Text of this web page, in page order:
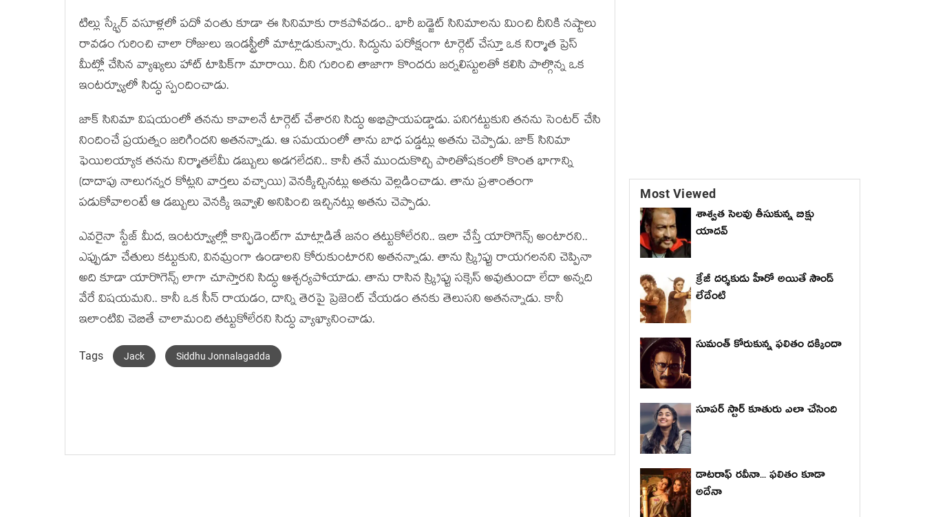
టిల్లు స్క్వేర్ వ‌సూళ్ల‌లో ప‌దో వంతు కూడా ఈ సినిమాకు రాకపోవ‌డం.. భారీ బ‌డ్జెట్ సినిమాల‌ను మించి దీనికి న‌ష్టాలు
రావ‌డం గురించి చాలా రోజులు ఇండ‌స్ట్రీలో మాట్లాడుకున్నారు. సిద్ధును ప‌రోక్షంగా టార్గెట్ చేస్తూ ఒక నిర్మాత ప్రెస్
మీట్లో చేసిన వ్యాఖ్య‌లు హాట్ టాపిక్‌గా మారాయి. దీని గురించి తాజాగా కొంద‌రు జ‌ర్న‌లిస్టుల‌తో క‌లిసి పాల్గొన్న‌ ఒక
ఇంట‌ర్వ్యూలో సిద్ధు స్పందించాడు.
జాక్ సినిమా విష‌యంలో త‌న‌ను కావాల‌నే టార్గెట్ చేశార‌ని సిద్ధు అభిప్రాయ‌ప‌డ్డాడు. ప‌నిగ‌ట్టుకుని త‌న‌ను సెంట‌ర్ చేసి
నిందించే ప్ర‌య‌త్నం జ‌రిగింద‌ని అత‌న‌న్నాడు. ఆ స‌మ‌యంలో తాను బాధ ప‌డ్డ‌ట్లు అత‌ను చెప్పాడు. జాక్ సినిమా
ఫెయిల‌య్యాక త‌న‌ను నిర్మాత‌లేమీ డ‌బ్బులు అడ‌గ‌లేద‌ని.. కానీ త‌నే ముందుకొచ్చి పారితోష‌కంలో కొంత భాగాన్ని
(దాదాపు నాలుగ‌న్న‌ర కోట్ల‌ని వార్తలు వ‌చ్చాయి) వెన‌క్కిచ్చిన‌ట్లు అత‌ను వెల్ల‌డించాడు. తాను ప్ర‌శాంతంగా
ప‌డుకోవాలంటే ఆ డ‌బ్బులు వెన‌క్కి ఇవ్వాలి అనిపించి ఇచ్చిన‌ట్లు అత‌ను చెప్పాడు.
ఎవ‌రైనా స్టేజ్ మీద‌, ఇంట‌ర్వ్యూల్లో కాన్ఫిడెంట్‌గా మాట్లాడితే జ‌నం త‌ట్టుకోలేర‌ని.. ఇలా చేస్తే యారొగెన్స్ అంటార‌ని..
ఎప్పుడూ చేతులు కట్టుకుని, విన‌మ్రంగా ఉండాల‌ని కోరుకుంటార‌ని అత‌న‌న్నాడు. తాను స్క్రిప్టు రాయ‌గ‌ల‌నని చెప్పినా
అది కూడా యారొగెన్స్ లాగా చూస్తార‌ని సిద్ధు ఆశ్చ‌ర్య‌పోయాడు. తాను రాసిన స్క్రిప్టు స‌క్సెస్ అవుతుందా లేదా అన్న‌ది
వేరే విష‌య‌మ‌ని.. కానీ ఒక సీన్ రాయ‌డం, దాన్ని తెర‌పై ప్రెజెంట్ చేయ‌డం త‌న‌కు తెలుస‌ని అత‌న‌న్నాడు. కానీ
ఇలాంటివి చెబితే చాలామంది త‌ట్టుకోలేర‌ని సిద్ధు వ్యాఖ్యానించాడు.
Tags Jack Siddhu Jonnalagadda
Most Viewed
శాశ్వత సెలవు తీసుకున్న బిక్షు
యాదవ్
క్రేజీ దర్శకుడు హీరో అయితే సౌండ్
లేదేంటి
సుమంత్ కోరుకున్న ఫలితం దక్కిందా
సూపర్ స్టార్ కూతురు ఎలా చేసింది
డాటరాఫ్ రవీనా... ఫలితం కూడా
అదేనా